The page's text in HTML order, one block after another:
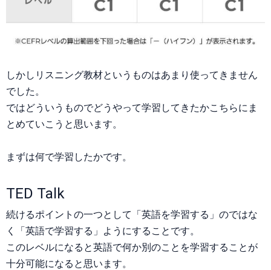
しかしリスニング教材というものはあまり使ってきません
でした。
ではどういうものでどうやって学習してきたかこちらにま
とめていこうと思います。
まずは何で学習したかです。
TED Talk
続けるポイントの一つとして「英語を学習する」のではな
く「英語で学習する」ようにすることです。
このレベルになると英語で何か別のことを学習することが
十分可能になると思います。